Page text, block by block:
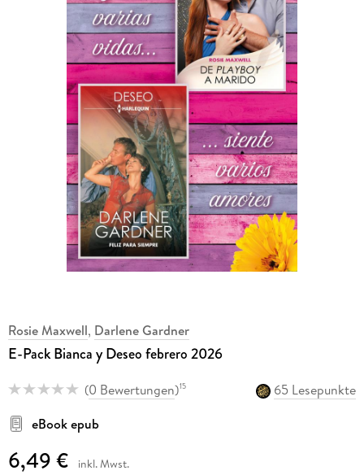
Rosie Maxwell, Darlene Gardner
E-Pack Bianca y Deseo febrero 2026
(0 Bewertungen)15
65 Lesepunkte
eBook epub
6,49 € inkl. Mwst.